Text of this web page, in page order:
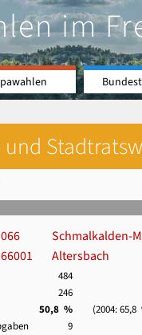
im
066
Schmalkalden-
66001 Altersbach
484
246
50,8 %
(2004: 65,8
9